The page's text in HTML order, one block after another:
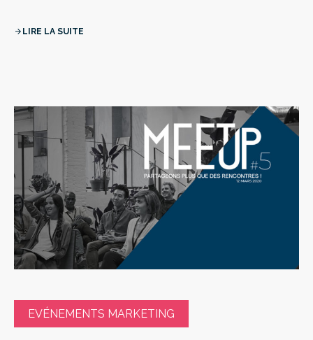
arrow_forward LIRE LA SUITE
EVÉNEMENTS MARKETING